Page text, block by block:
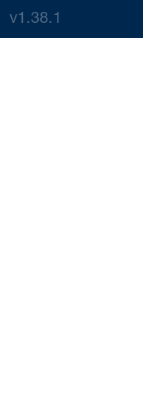
v1.38.1